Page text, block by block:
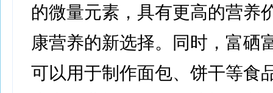
的微量元素，具有更高的营养
康营养的新选择。同时，富硒
可以用于制作面包、饼干等食